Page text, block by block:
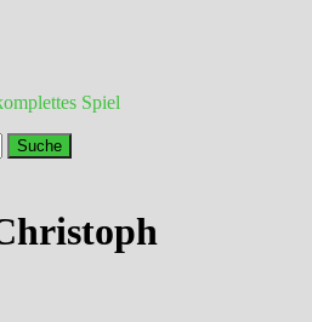
Spiel